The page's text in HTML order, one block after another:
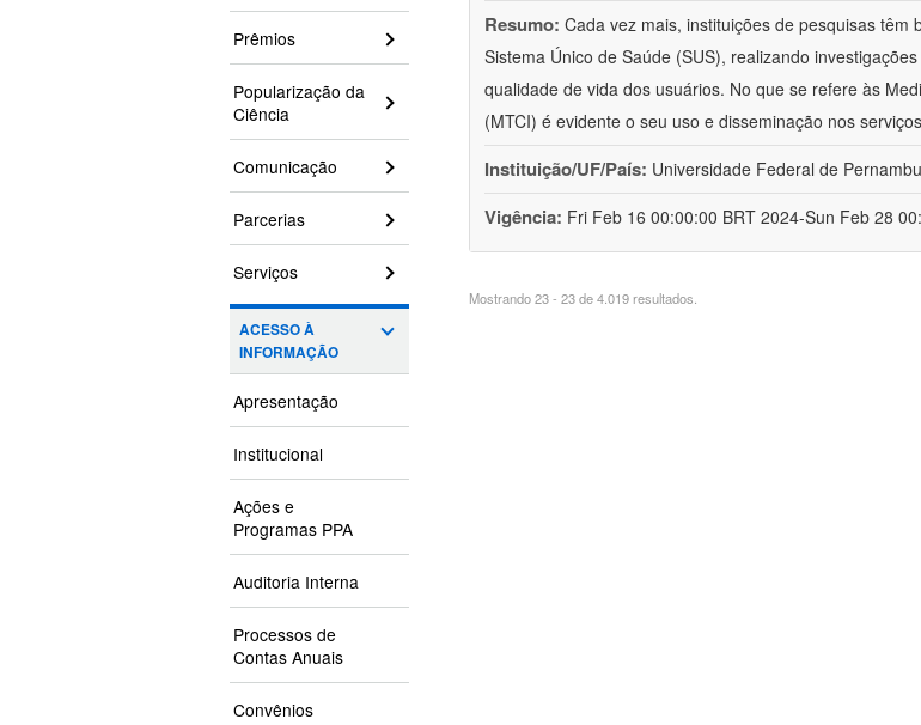
Prêmios
Popularização da
Ciência
Comunicação
Parcerias
Serviços
ACESSO À
INFORMAÇÃO
Apresentação
Institucional
Ações e
Programas PPA
Auditoria Interna
Processos de
Contas Anuais
Convênios
Resumo: Cada vez mais, instituições de pesquisas
Sistema Único de Saúde (SUS), realizando
qualidade de vida dos usuários. No que se refere às
(MTCI) é evidente o seu uso e disseminação nos
Instituição/UF/País: Universidade Federal de
Vigência: Fri Feb 16 00:00:00 BRT 2024-Sun Feb 28
Mostrando 23 - 23 de 4.019 resultados.